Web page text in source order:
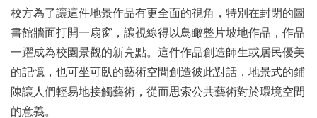
校方為了讓這件地景作品有更全面的視角，特別在封閉的圖
書館牆面打開一扇窗，讓視線得以鳥瞰整片坡地作品，作品
一躍成為校園景觀的新亮點。這件作品創造師生或居民優美
的記憶，也可坐可臥的藝術空間創造彼此對話，地景式的鋪
陳讓人們輕易地接觸藝術，從而思索公共藝術對於環境空間
的意義。